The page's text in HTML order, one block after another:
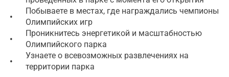
•
Побываете в местах, где награждались чемпионы
Олимпийских игр
•
Проникнитесь энергетикой и масштабностью
Олимпийского парка
•
Узнаете о всевозможных развлечениях на
территории парка